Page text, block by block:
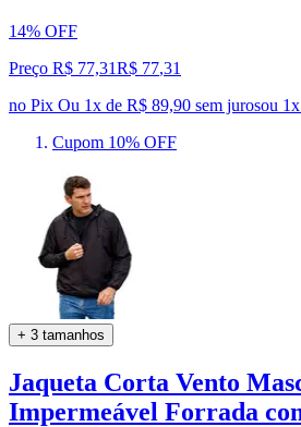
14% OFF
Preço R$ 77,31R$ 77,31
no Pix Ou 1x de R$ 89,90 sem jurosou 1
Cupom 10% OFF
+ 3 tamanhos
Jaqueta Corta Vento
Impermeável Forrada